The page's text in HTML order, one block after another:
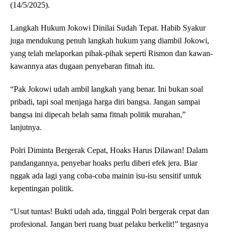
(14/5/2025).
Langkah Hukum Jokowi Dinilai Sudah Tepat. Habib Syakur
juga mendukung penuh langkah hukum yang diambil Jokowi,
yang telah melaporkan pihak-pihak seperti Rismon dan kawan-
kawannya atas dugaan penyebaran fitnah itu.
“Pak Jokowi udah ambil langkah yang benar. Ini bukan soal
pribadi, tapi soal menjaga harga diri bangsa. Jangan sampai
bangsa ini dipecah belah sama fitnah politik murahan,”
lanjutnya.
Polri Diminta Bergerak Cepat, Hoaks Harus Dilawan! Dalam
pandangannya, penyebar hoaks perlu diberi efek jera. Biar
nggak ada lagi yang coba-coba mainin isu-isu sensitif untuk
kepentingan politik.
“Usut tuntas! Bukti udah ada, tinggal Polri bergerak cepat dan
profesional. Jangan beri ruang buat pelaku berkelit!” tegasnya